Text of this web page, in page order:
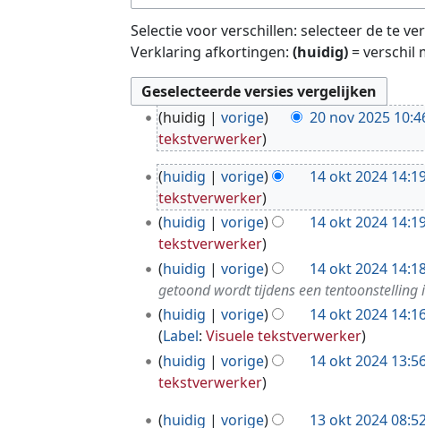
Selectie voor verschillen: selecteer de te
Verklaring afkortingen: (huidig)= verschil
huidig vorige 20 nov 2025
tekstverwerker
huidig vorige 14 okt 2024
tekstverwerker
huidig
vorige 14 okt 2024
tekstverwerker
huidig
vorige 14 okt 2024
getoond wordt tijdens een tentoonstelling
huidig
vorige 14 okt 2024
Label:Visuele tekstverwerker
huidig
vorige 14 okt 2024
tekstverwerker
huidig vorige 13 okt 2024